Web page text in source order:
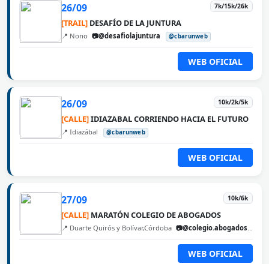
26/09 7k/15k/26k
[TRAIL] DESAFÍO DE LA JUNTURA
📍 Nono 📷@desafiolajuntura @cbarunweb
WEB OFICIAL
26/09 10k/2k/5k
[CALLE]IDIAZABAL CORRIENDO HACIA EL FUTURO
📍 Idiazábal @cbarunweb
WEB OFICIAL
27/09 10k/6k
[CALLE] MARATÓN COLEGIO DE ABOGADOS
📍 Duarte Quirós y Bolívar,Córdoba 📷@colegio.abogados.cordoba
WEB OFICIAL